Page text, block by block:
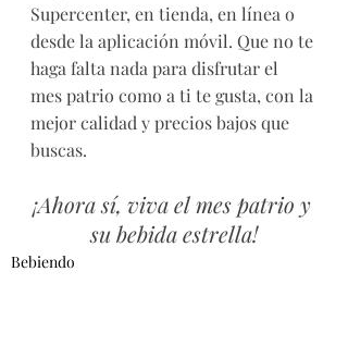
Supercenter, en tienda, en línea o
desde la aplicación móvil. Que no te
haga falta nada para disfrutar el
mes patrio como a ti te gusta, con la
mejor calidad y precios bajos que
buscas.
¡Ahora sí, viva el mes patrio y
su bebida estrella!
Bebiendo